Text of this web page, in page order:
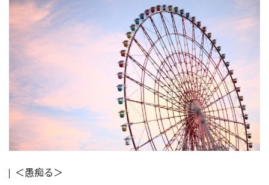
＜愚痴る＞